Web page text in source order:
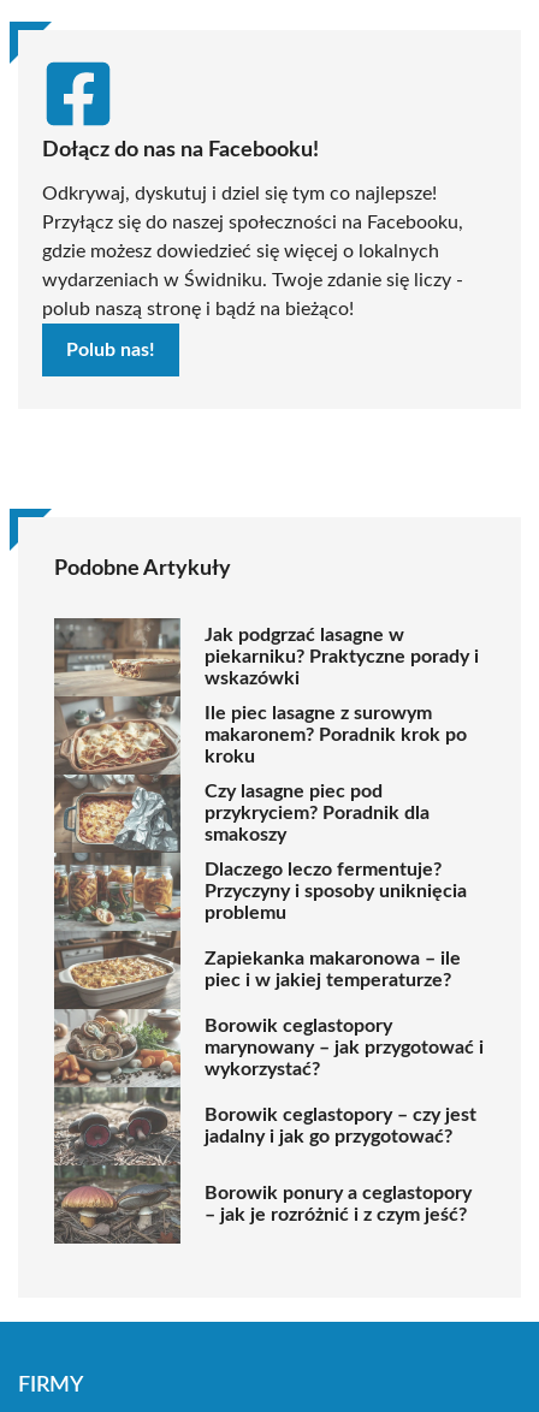
Dołącz do nas na Facebooku!
Odkrywaj, dyskutuj i dziel się tym co najlepsze!
Przyłącz się do naszej społeczności na Facebooku,
gdzie możesz dowiedzieć się więcej o lokalnych
wydarzeniach w Świdniku. Twoje zdanie się liczy -
polub naszą stronę i bądź na bieżąco!
Polub nas!
Podobne Artykuły
Jak podgrzać lasagne w
piekarniku? Praktyczne porady i
wskazówki
Ile piec lasagne z surowym
makaronem? Poradnik krok po
kroku
Czy lasagne piec pod
przykryciem? Poradnik dla
smakoszy
Dlaczego leczo fermentuje?
Przyczyny i sposoby uniknięcia
problemu
Zapiekanka makaronowa – ile
piec i w jakiej temperaturze?
Borowik ceglastopory
marynowany – jak przygotować i
wykorzystać?
Borowik ceglastopory – czy jest
jadalny i jak go przygotować?
Borowik ponury a ceglastopory
– jak je rozróżnić i z czym jeść?
FIRMY